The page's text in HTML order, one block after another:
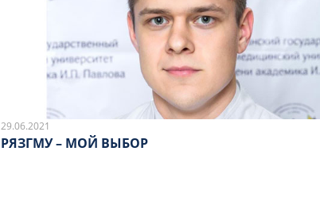
29.06.2021
РЯЗГМУ – МОЙ ВЫБОР